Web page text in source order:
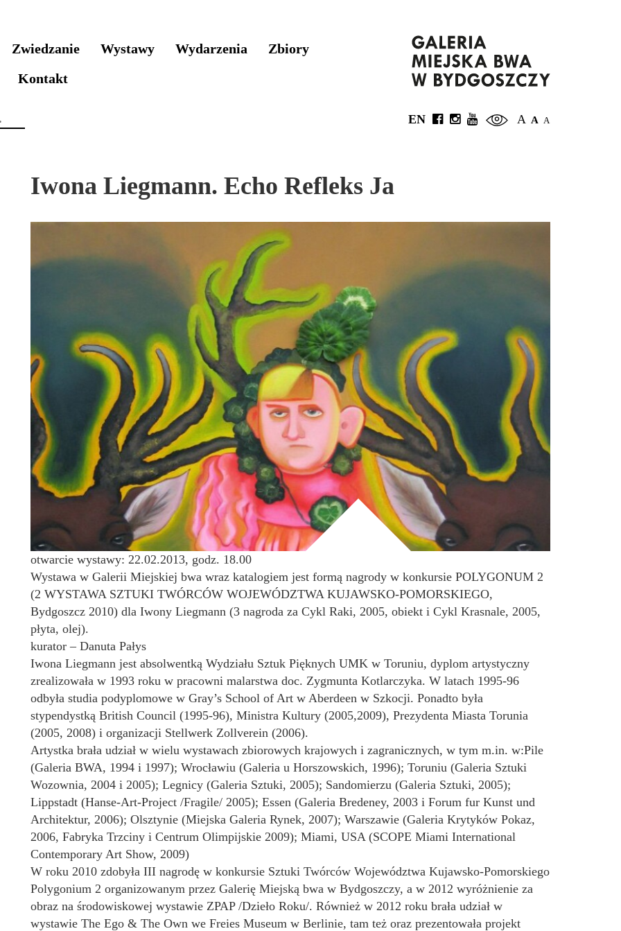
Zwiedzanie Wystawy Wydarzenia
Zbiory
Kontakt
A A A
EN
Iwona Liegmann. Echo Refleks Ja
otwarcie wystawy: 22.02.2013, godz. 18.00
Wystawa w Galerii Miejskiej bwa wraz katalogiem jest formą nagrody w konkursie POLYGONUM 2
(2 WYSTAWA SZTUKI TWÓRCÓW WOJEWÓDZTWA KUJAWSKO-POMORSKIEGO,
Bydgoszcz 2010) dla Iwony Liegmann (3 nagroda za Cykl Raki, 2005, obiekt i Cykl Krasnale, 2005,
płyta, olej).
kurator – Danuta Pałys
Iwona Liegmann jest absolwentką Wydziału Sztuk Pięknych UMK w Toruniu, dyplom artystyczny
zrealizowała w 1993 roku w pracowni malarstwa doc. Zygmunta Kotlarczyka. W latach 1995-96
odbyła studia podyplomowe w Gray’s School of Art w Aberdeen w Szkocji. Ponadto była
stypendystką British Council (1995-96), Ministra Kultury (2005,2009), Prezydenta Miasta Torunia
(2005, 2008) i organizacji Stellwerk Zollverein (2006).
Artystka brała udział w wielu wystawach zbiorowych krajowych i zagranicznych, w tym m.in. w:Pile
(Galeria BWA, 1994 i 1997); Wrocławiu (Galeria u Horszowskich, 1996); Toruniu (Galeria Sztuki
Wozownia, 2004 i 2005); Legnicy (Galeria Sztuki, 2005); Sandomierzu (Galeria Sztuki, 2005);
Lippstadt (Hanse-Art-Project /Fragile/ 2005); Essen (Galeria Bredeney, 2003 i Forum fur Kunst und
Architektur, 2006); Olsztynie (Miejska Galeria Rynek, 2007); Warszawie (Galeria Krytyków Pokaz,
2006, Fabryka Trzciny i Centrum Olimpijskie 2009); Miami, USA (SCOPE Miami International
Contemporary Art Show, 2009)
W roku 2010 zdobyła III nagrodę w konkursie Sztuki Twórców Województwa Kujawsko-Pomorskiego
Polygonium 2 organizowanym przez Galerię Miejską bwa w Bydgoszczy, a w 2012 wyróżnienie za
obraz na środowiskowej wystawie ZPAP /Dzieło Roku/. Również w 2012 roku brała udział w
wystawie The Ego & The Own we Freies Museum w Berlinie, tam też oraz prezentowała projekt